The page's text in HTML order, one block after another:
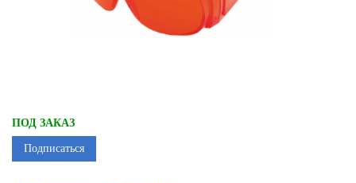
ПОД ЗАКАЗ
Подписаться